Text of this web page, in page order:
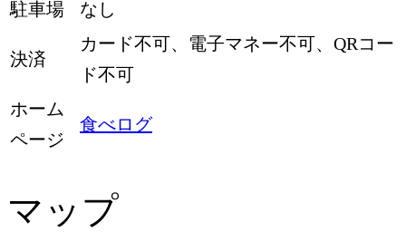
駐車場
なし
決済
カード不可、電子マネー不可、QRコー
ド不可
ホーム
ページ
食べログ
マップ